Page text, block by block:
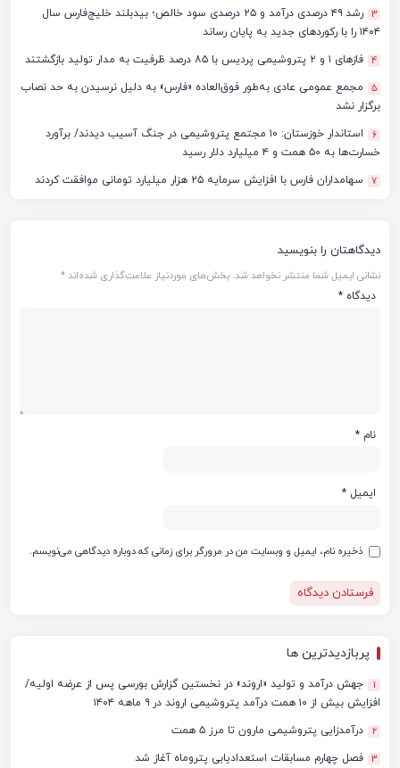
3
رشد ۴۹ درصدی درآمد و ۲۵ درصدی سود خالص؛ بیدبلند خلیج‌فارس سال
۱۴۰۴ را با رکوردهای جدید به پایان رساند
4 فازهای ۱ و ۲ پتروشیمی پردیس با ۸۵ درصد ظرفیت به مدار تولید بازگشتند
5
مجمع عمومی عادی به‌طور فوق‌العاده «فارس» به دلیل نرسیدن به حد نصاب
برگزار نشد
6
استاندار خوزستان: ۱۰ مجتمع پتروشیمی در جنگ آسیب دیدند/ برآورد
خسارت‌ها به ۵۰ همت و ۴ میلیارد دلار رسید
7 سهامداران فارس با افزایش سرمایه ۲۵ هزار میلیارد تومانی موافقت کردند
دیدگاهتان را بنویسید
نشانی ایمیل شما منتشر نخواهد شد. بخش‌های موردنیاز علامت‌گذاری شده‌اند*
دیدگاه *
نام *
ایمیل *
ذخیره نام، ایمیل و وبسایت من در مرورگر برای زمانی که دوباره دیدگاهی می‌نویسم.
پربازدیدترین ها
1
جهش درآمد و تولید «اروند» در نخستین گزارش بورسی پس از عرضه اولیه/
افزایش بیش از ۱۰ همت درآمد پتروشیمی اروند در ۹ ماهه ۱۴۰۴
2 درآمدزایی پتروشیمی مارون تا مرز ۵ همت
3 فصل چهارم مسابقات استعدادیابی پتروماه آغاز شد